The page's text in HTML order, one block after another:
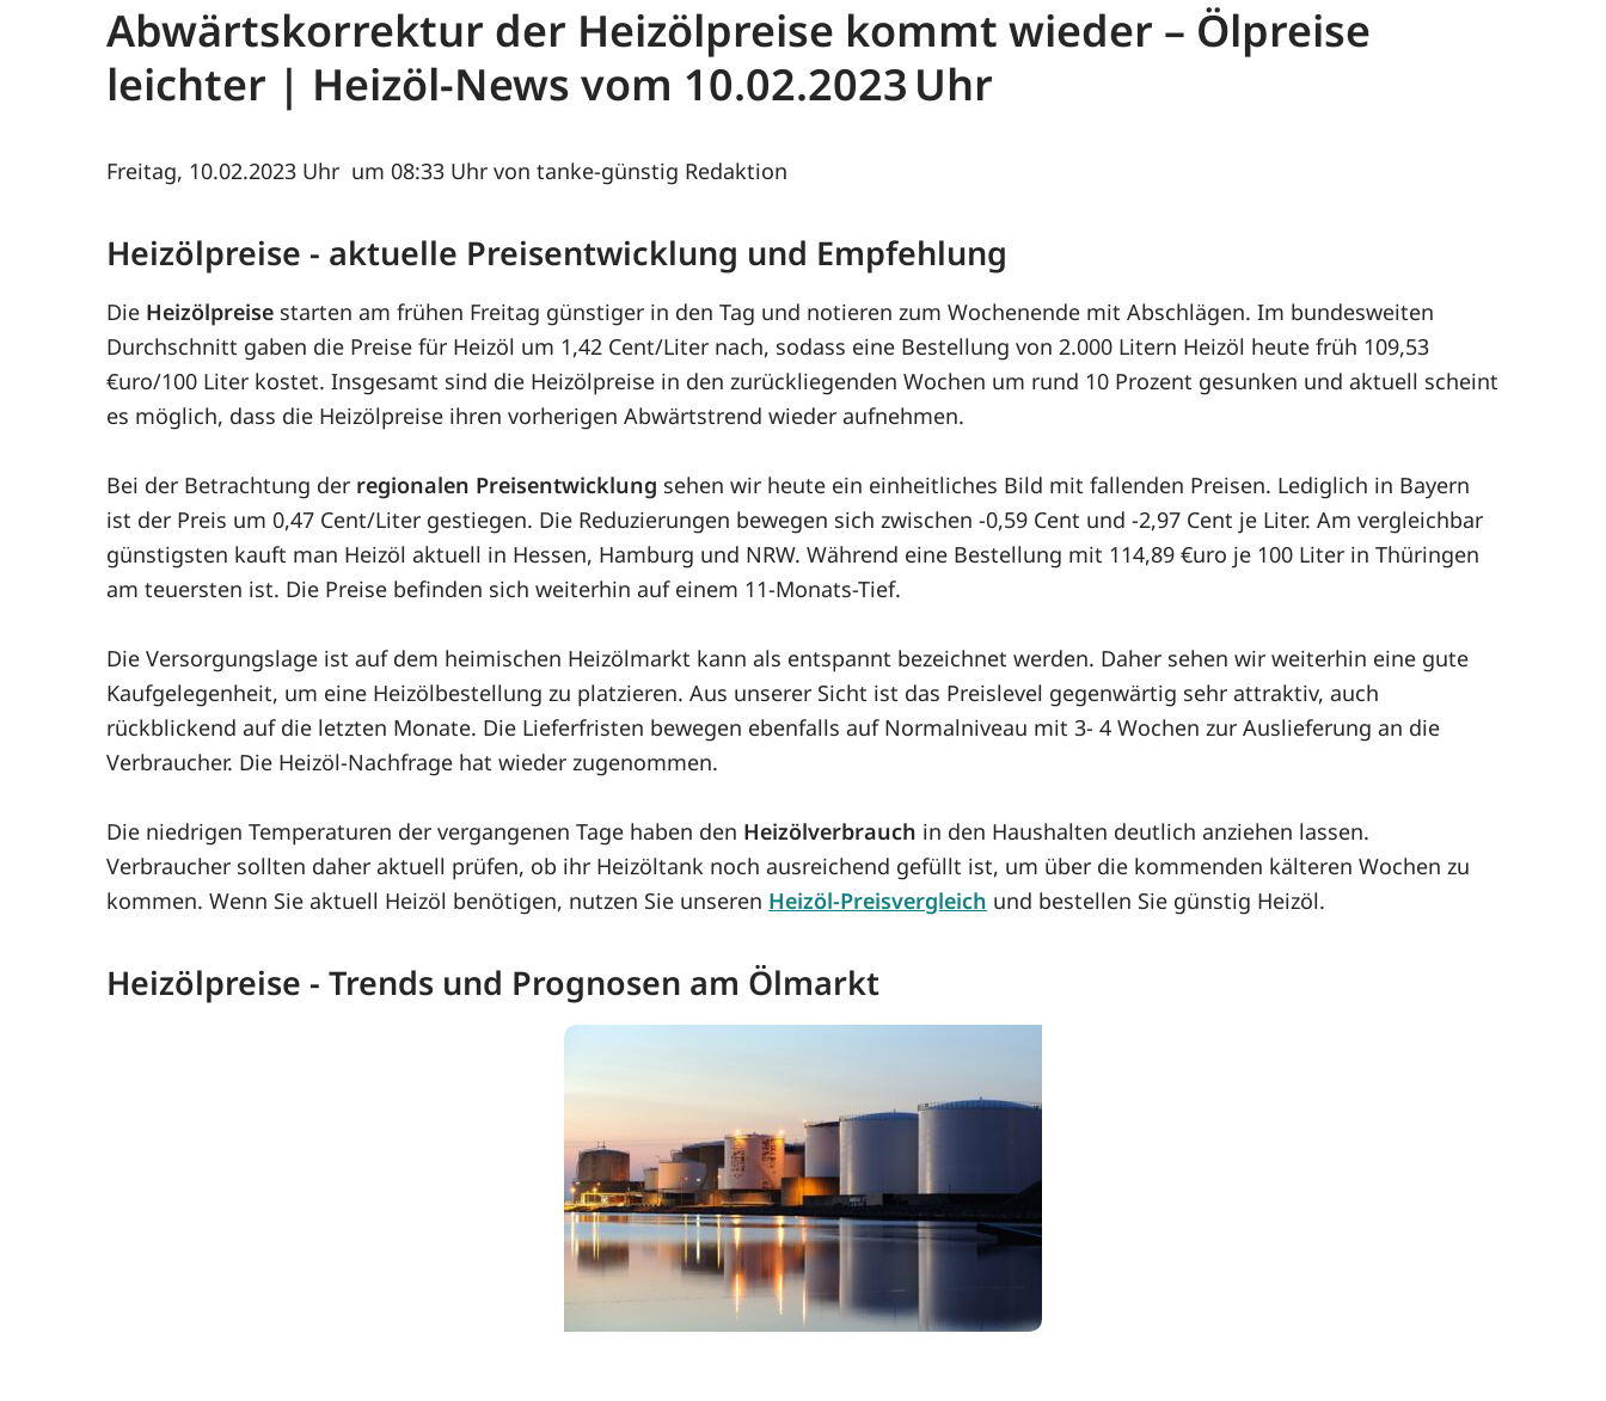
Abwärtskorrektur der Heizölpreise kommt wieder – Ölpreise
leichter | Heizöl-News vom 10.02.2023
Freitag, 10.02.2023 um 08:33 Uhr von tanke-günstig Redaktion
Heizölpreise - aktuelle Preisentwicklung und Empfehlung
Die Heizölpreise starten am frühen Freitag günstiger in den Tag und notieren zum Wochenende mit Abschlägen. Im bundesweiten
Durchschnitt gaben die Preise für Heizöl um 1,42 Cent/Liter nach, sodass eine Bestellung von 2.000 Litern Heizöl heute früh 109,53
€uro/100 Liter kostet. Insgesamt sind die Heizölpreise in den zurückliegenden Wochen um rund 10 Prozent gesunken und aktuell scheint
es möglich, dass die Heizölpreise ihren vorherigen Abwärtstrend wieder aufnehmen.
Bei der Betrachtung der regionalen Preisentwicklung sehen wir heute ein einheitliches Bild mit fallenden Preisen. Lediglich in Bayern
ist der Preis um 0,47 Cent/Liter gestiegen. Die Reduzierungen bewegen sich zwischen -0,59 Cent und -2,97 Cent je Liter. Am vergleichbar
günstigsten kauft man Heizöl aktuell in Hessen, Hamburg und NRW. Während eine Bestellung mit 114,89 €uro je 100 Liter in Thüringen
am teuersten ist. Die Preise befinden sich weiterhin auf einem 11-Monats-Tief.
Die Versorgungslage ist auf dem heimischen Heizölmarkt kann als entspannt bezeichnet werden. Daher sehen wir weiterhin eine gute
Kaufgelegenheit, um eine Heizölbestellung zu platzieren. Aus unserer Sicht ist das Preislevel gegenwärtig sehr attraktiv, auch
rückblickend auf die letzten Monate. Die Lieferfristen bewegen ebenfalls auf Normalniveau mit 3- 4 Wochen zur Auslieferung an die
Verbraucher. Die Heizöl-Nachfrage hat wieder zugenommen.
Die niedrigen Temperaturen der vergangenen Tage haben den Heizölverbrauch in den Haushalten deutlich anziehen lassen.
Verbraucher sollten daher aktuell prüfen, ob ihr Heizöltank noch ausreichend gefüllt ist, um über die kommenden kälteren Wochen zu
kommen. Wenn Sie aktuell Heizöl benötigen, nutzen Sie unseren Heizöl-Preisvergleich und bestellen Sie günstig Heizöl.
Heizölpreise - Trends und Prognosen am Ölmarkt